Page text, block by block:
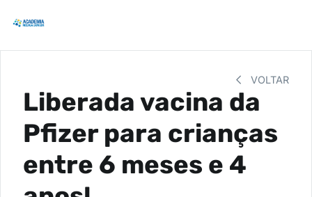
VOLTAR
Liberada vacina da
Pfizer para crianças
entre 6 meses e 4